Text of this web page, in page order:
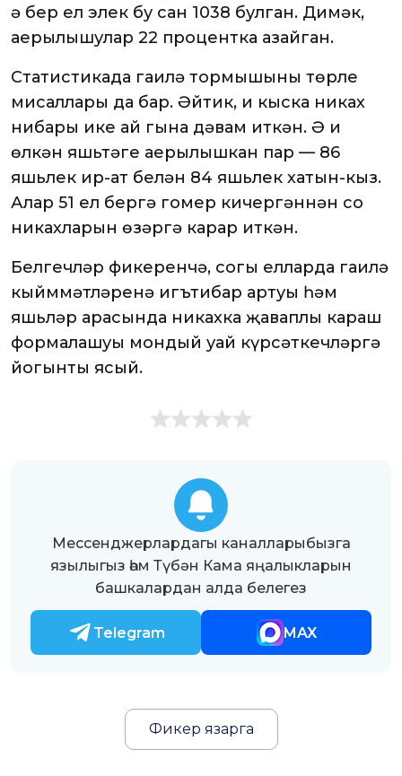
ә бер ел элек бу сан 1038 булган. Димәк,
аерылышулар 22 процентка азайган.
Статистикада гаилә тормышының төрле
мисаллары да бар. Әйтик, иң кыска никах
нибары ике ай гына дәвам иткән. Ә иң
өлкән яшьтәге аерылышкан пар — 86
яшьлек ир-ат белән 84 яшьлек хатын-кыз.
Алар 51 ел бергә гомер кичергәннән соң
никахларын өзәргә карар иткән.
Белгечләр фикеренчә, соңгы елларда гаилә
кыйммәтләренә игътибар артуы һәм
яшьләр арасында никахка җаваплы караш
формалашуы мондый уңай күрсәткечләргә
йогынты ясый.
Мессенджерлардагы каналларыбызга
язылыгыз һәм Түбән Кама яңалыкларын
башкалардан алда белегез
Telegram MAX
Фикер язарга